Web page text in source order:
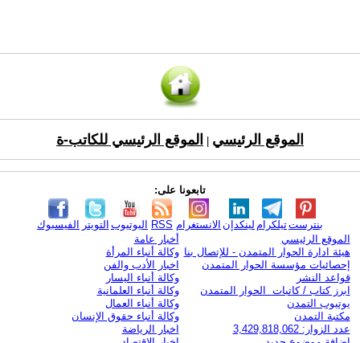
الموقع الرئيسي الموقع الرئيسي للكاتب-ة
تابعونا على:
الفيسبوك التويتر اليوتيوب RSS الانستغرام لينكدإن تيلكرامبنترست
الموقع الرئيسي
هيئة ادارة الحوار المتمدن - للإتصال بنا
إحصائيات مؤسسة الحوار المتمدن
قواعد النشر
ابرز كتاب / كاتبات الحوار المتمدن
يوتيوب التمدن
مكتبة التمدن
عدد الزوار: 3,429,818,062
أخبار عامة
وكالة أنباء المرأة
اخبار الأدب والفن
وكالة أنباء اليسار
وكالة أنباء العلمانية
وكالة أنباء العمال
وكالة أنباء حقوق الإنسان
اخبار الرياضة